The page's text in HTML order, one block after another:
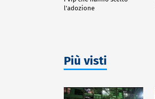
l'adozione
Più visti